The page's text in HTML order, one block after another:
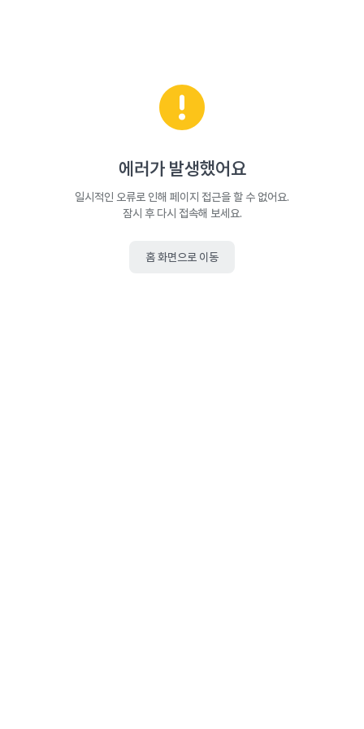
에러가 발생했어요
일시적인 오류로 인해 페이지 접근을 할 수 없어요.
잠시 후 다시 접속해 보세요.
홈 화면으로 이동